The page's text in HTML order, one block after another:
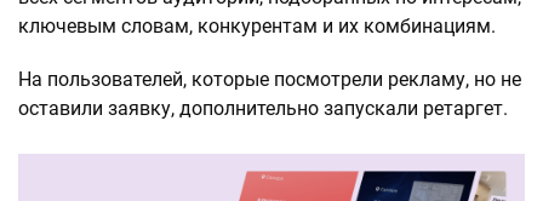
ключевым словам, конкурентам и их комбинациям.
На пользователей, которые посмотрели рекламу, но не
оставили заявку, дополнительно запускали ретаргет.